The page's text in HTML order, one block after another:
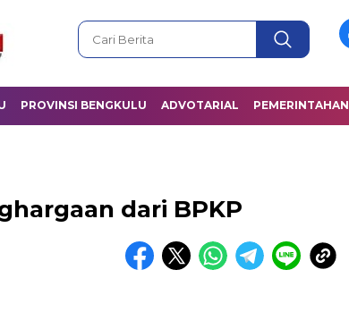
PROVINSI BENGKULU ADVOTARIAL PEMERINTAHAN
dari BPKP